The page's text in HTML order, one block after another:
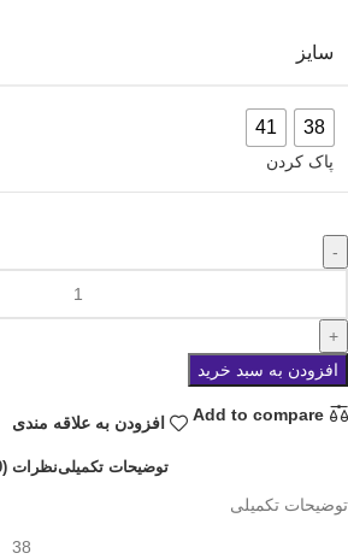
سایز
38
41
پاک کردن
افزودن به سبد خرید
Add to compare افزودن به علاقه مندی
توضیحات تکمیلینظرات (0)
توضیحات تکمیلی
38